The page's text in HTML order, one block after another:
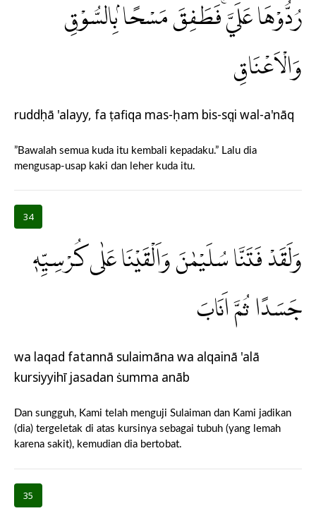
رُدُّوْهَا عَلَيَّ ۚفَطَفِقَ مَسْحًا ۢبِالسُّوْقِ
وَالْاَعْنَاقِ
ruddụhā 'alayy, fa ṭafiqa mas-ḥam bis-sụqi wal-a'nāq
”Bawalah semua kuda itu kembali kepadaku.” Lalu dia
mengusap-usap kaki dan leher kuda itu.
34
وَلَقَدْ فَتَنَّا سُلَيْمٰنَ وَاَلْقَيْنَا عَلٰى كُرْسِيِّهٖ
جَسَدًا ثُمَّ اَنَابَ
wa laqad fatannā sulaimāna wa alqainā 'alā
kursiyyihī jasadan ṡumma anāb
Dan sungguh, Kami telah menguji Sulaiman dan Kami jadikan
(dia) tergeletak di atas kursinya sebagai tubuh (yang lemah
karena sakit), kemudian dia bertobat.
35